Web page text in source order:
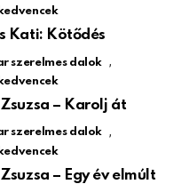
Kati: Kötődés
szerelmes dalok ,
Zsuzsa – Karolj át
szerelmes dalok ,
Zsuzsa – Egy év elmúlt